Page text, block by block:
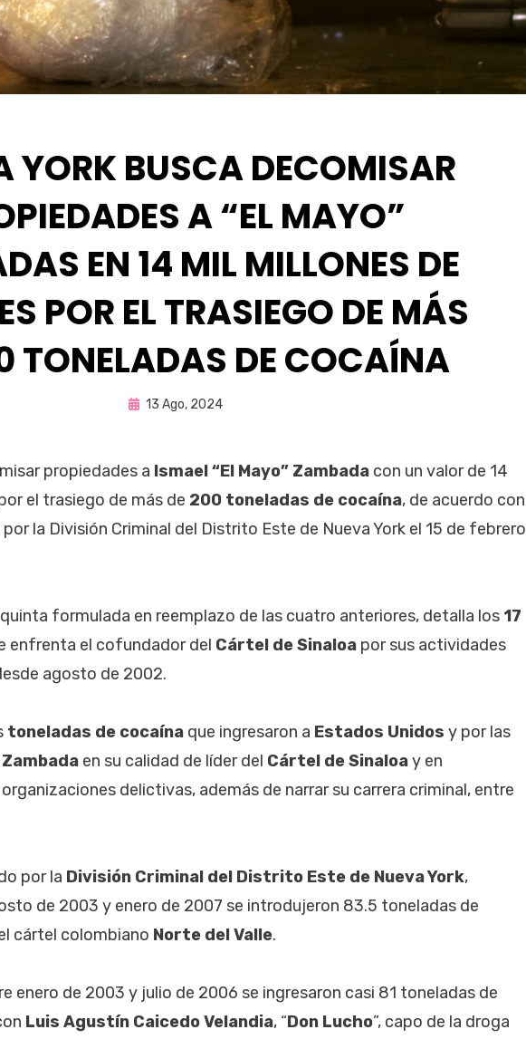
YORK BUSCA DECOMISAR
A “EL MAYO”
EN 14 MIL MILLONES DE
POR EL TRASIEGO DE MÁS
TONELADAS DE COCAÍNA
porFernando Miranda Servín
Publicada
13 Ago, 2024
propiedades a Ismael “El Mayo” Zambada con un valor de 14
el trasiego de más de 200 toneladas de cocaína, de acuerdo con
la División Criminal del Distrito Este de Nueva York el 15 de febrero
formulada en reemplazo de las cuatro anteriores, detalla los 17
enfrenta el cofundador del Cártel de Sinaloa por sus actividades
agosto de 2002.
toneladas de cocaína que ingresaron a Estados Unidos y por las
Zambada en su calidad de líder del Cártel de Sinaloay en
delictivas, además de narrar su carrera criminal, entre
por la División Criminal del Distrito Este de Nueva York,
de 2003 y enero de 2007 se introdujeron 83.5 toneladas de
cártel colombiano Norte del Valle.
enero de 2003 y julio de 2006 se ingresaron casi 81 toneladas de
Luis Agustín Caicedo Velandia, “Don Lucho”, capo de la droga